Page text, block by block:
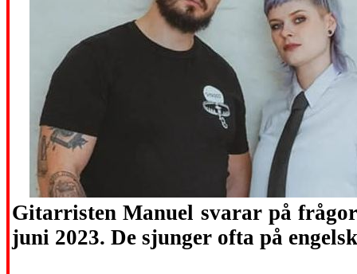
Gitarristen Manuel svarar på
juni 2023. De sjunger ofta på